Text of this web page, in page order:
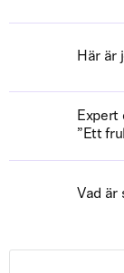
Här är
Expert
”Ett
Vad är